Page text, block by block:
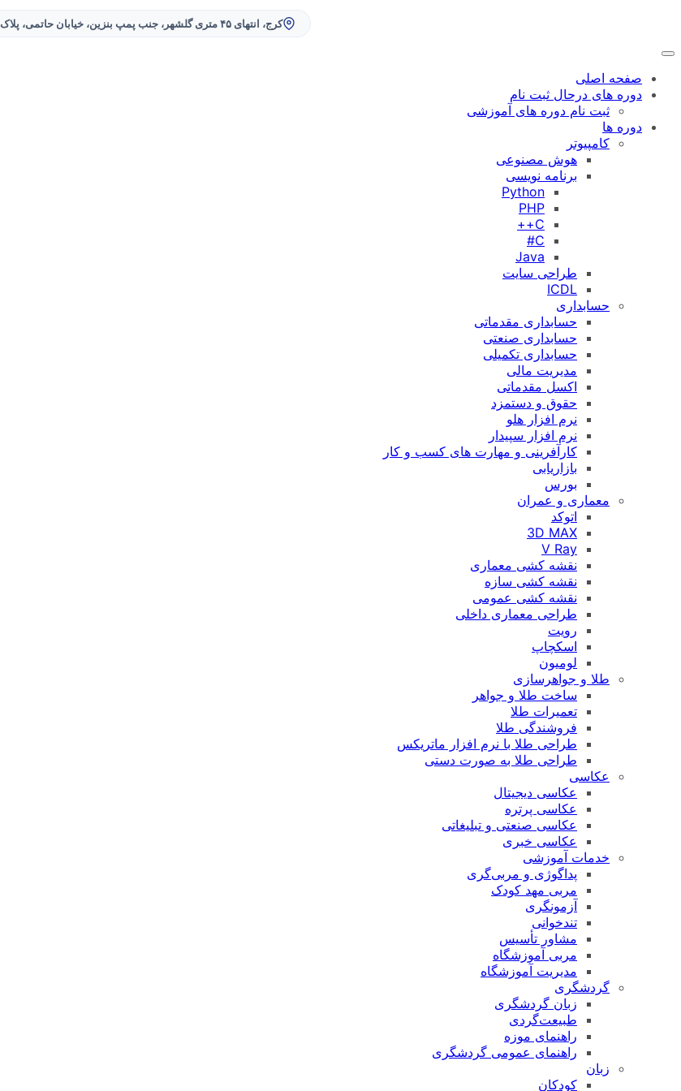
کرج، انتهای ۴۵ متری گلشهر، جنب پمپ بنزین، خیابان حاتمی، پلاک ۳۵
صفحه اصلی
دوره های درحال ثبت نام
ثبت نام دوره های آموزشی
دوره ها
کامپیوتر
هوش مصنوعی
برنامه نویسی
Python
PHP
C++
C#
Java
طراحی سایت
ICDL
حسابداری
حسابداری مقدماتی
حسابداری صنعتی
حسابداری تکمیلی
مدیریت مالی
اکسل مقدماتی
حقوق و دستمزد
نرم افزار هلو
نرم افزار سپیدار
کارآفرینی و مهارت های کسب و کار
بازاریابی
بورس
معماری و عمران
اتوکد
3D MAX
V Ray
نقشه کشی معماری
نقشه کشی سازه
نقشه کشی عمومی
طراحی معماری داخلی
رویت
اسکچاپ
لومیون
طلا و جواهرسازی
ساخت طلا و جواهر
تعمیرات طلا
فروشندگی طلا
طراحی طلا با نرم افزار ماتریکس
طراحی طلا به صورت دستی
عکاسی
عکاسی دیجیتال
عکاسی پرتره
عکاسی صنعتی و تبلیغاتی
عکاسی خبری
خدمات آموزشی
پداگوژی و مربی‌گری
مربی مهد کودک
آزمونگری
تندخوانی
مشاور تأسیس
مربی آموزشگاه
مدیریت آموزشگاه
گردشگری
زبان گردشگری
طبیعت‌گردی
راهنمای موزه
راهنمای عمومی گردشگری
زبان
کودکان